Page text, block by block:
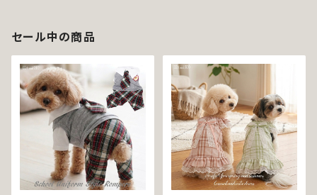
セール中の商品